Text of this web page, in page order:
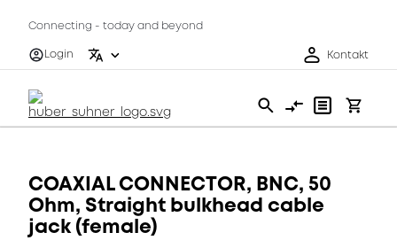
Connecting - today and beyond
Login
Kontakt
COAXIAL CONNECTOR, BNC, 50
Ohm, Straight bulkhead cable
jack (female)